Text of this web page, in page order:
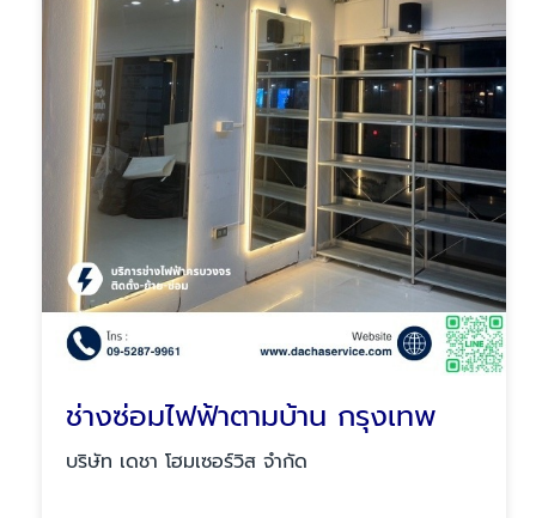
ช่างซ่อมไฟฟ้าตามบ้าน กรุงเทพ
บริษัท เดชา โฮมเซอร์วิส จำกัด